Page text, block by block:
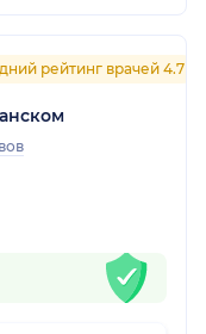
рейтинг врачей 4.7